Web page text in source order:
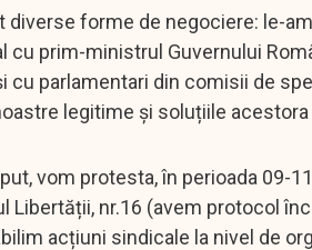
forme de negociere: le-
cu prim-ministrul Guvernului
cu parlamentari din comisii de
legitime și soluțiile
vom protesta, în perioada 09-
Libertății, nr.16 (avem protocol
acțiuni sindicale la nivel de